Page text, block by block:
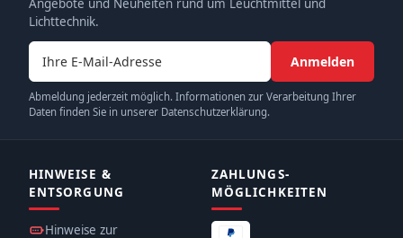
Angebote und Neuheiten rund um Leuchtmittel und
Lichttechnik.
E-Mail-Adresse
Anmelden
Abmeldung jederzeit möglich. Informationen zur Verarbeitung Ihrer
Daten finden Sie in unserer Datenschutzerklärung.
HINWEISE &
ENTSORGUNG
Hinweise zur
ZAHLUNGS­
MÖGLICHKEITEN